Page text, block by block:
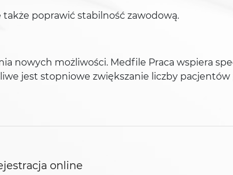
poprawić stabilność zawodową.
nowych możliwości. Medfile Praca wspiera
jest stopniowe zwiększanie liczby pacjentów
online